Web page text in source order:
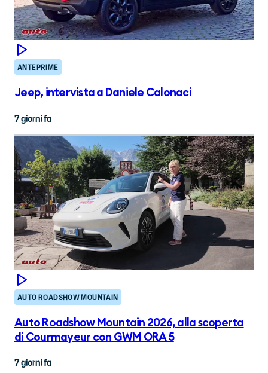
ANTEPRIME
Jeep, intervista a Daniele Calonaci
7 giorni fa
AUTO ROADSHOW MOUNTAIN
Auto Roadshow Mountain 2026, alla scoperta
di Courmayeur con GWM ORA 5
7 giorni fa